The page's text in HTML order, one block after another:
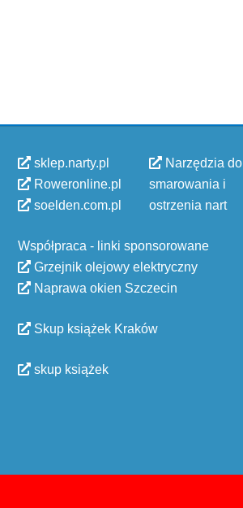
sklep.narty.pl
Roweronline.pl
soelden.com.pl
Narzędzia do
smarowania i
ostrzenia nart
Współpraca - linki sponsorowane
Grzejnik olejowy elektryczny
Naprawa okien Szczecin
Skup książek Kraków
skup książek